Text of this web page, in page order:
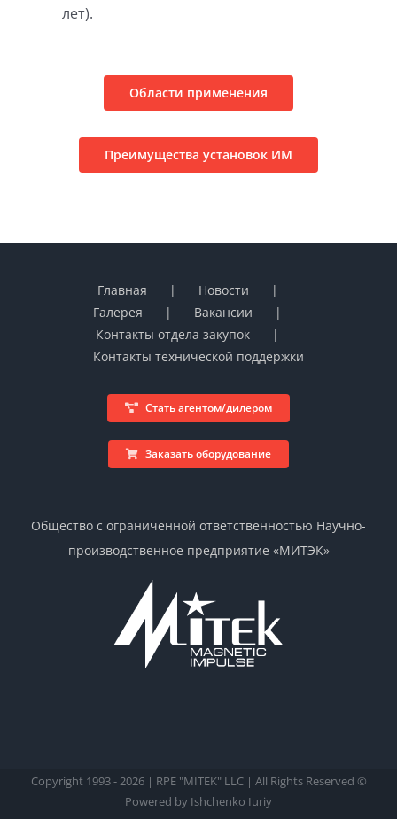
лет).
Области применения
Преимущества установок ИМ
Главная
Новости
Галерея
Вакансии
Контакты отдела закупок
Контакты технической поддержки
Стать агентом/дилером
Заказать оборудование
Общество с ограниченной ответственностью Научно-
производственное предприятие «МИТЭК»
Copyright 1993 - 2026 | RPE "MITEK" LLC | All Rights Reserved ©
Powered by Ishchenko Iuriy